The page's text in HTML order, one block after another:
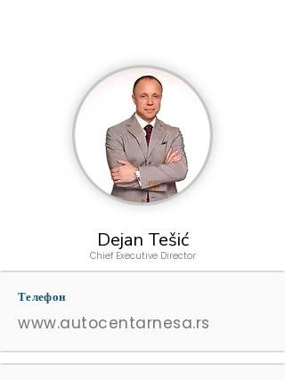
Dejan Tešić
Chief Executive Director
Телефон
www.autocentarnesa.rs